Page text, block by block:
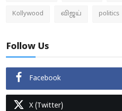
Kollywood விஜய் politics
Follow Us
Facebook
X (Twitter)